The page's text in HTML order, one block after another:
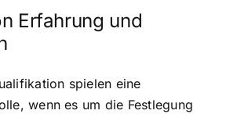
Erfahrung und
spielen eine
wenn es um die Festlegung